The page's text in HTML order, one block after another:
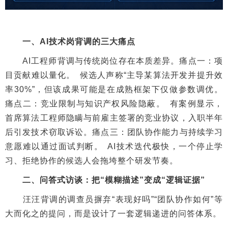
一、AI技术岗背调的三大痛点
AI工程师背调与传统岗位存在本质差异。痛点一：项
目贡献难以量化。 候选人声称“主导某算法开发并提升效
率30%”，但该成果可能是在成熟框架下仅做参数调优。
痛点二：竞业限制与知识产权风险隐蔽。 有案例显示，
首席算法工程师隐瞒与前雇主签署的竞业协议，入职半年
后引发技术窃取诉讼。痛点三：团队协作能力与持续学习
意愿难以通过面试判断。 AI技术迭代极快，一个停止学
习、拒绝协作的候选人会拖垮整个研发节奏。
二、问答式访谈：把“模糊描述”变成“逻辑证据”
汪汪背调的调查员摒弃“表现好吗”“团队协作如何”等
大而化之的提问，而是设计了一套逻辑递进的问答体系。